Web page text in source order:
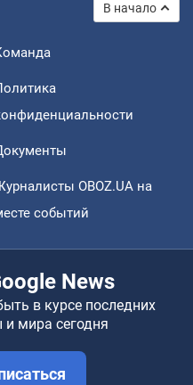
В начало
OBOZ.UA на
событий
News
в курсе последних
и мира сегодня